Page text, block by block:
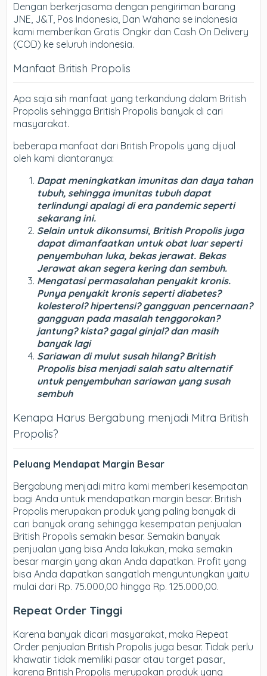
Dengan berkerjasama dengan pengiriman barang
JNE, J&T, Pos Indonesia, Dan Wahana se indonesia
kami memberikan Gratis Ongkir dan Cash On Delivery
(COD) ke seluruh indonesia.
Manfaat British Propolis
Apa saja sih manfaat yang terkandung dalam British
Propolis sehingga British Propolis banyak di cari
masyarakat.
beberapa manfaat dari British Propolis yang dijual
oleh kami diantaranya:
Dapat meningkatkan imunitas dan daya tahan
tubuh, sehingga imunitas tubuh dapat
terlindungi apalagi di era pandemic seperti
sekarang ini.
Selain untuk dikonsumsi, British Propolis juga
dapat dimanfaatkan untuk obat luar seperti
penyembuhan luka, bekas jerawat. Bekas
Jerawat akan segera kering dan sembuh.
Mengatasi permasalahan penyakit kronis.
Punya penyakit kronis seperti diabetes?
kolesterol? hipertensi? gangguan pencernaan?
gangguan pada masalah tenggorokan?
jantung? kista? gagal ginjal? dan masih
banyak lagi
Sariawan di mulut susah hilang? British
Propolis bisa menjadi salah satu alternatif
untuk penyembuhan sariawan yang susah
sembuh
Kenapa Harus Bergabung menjadi Mitra British
Propolis?
Peluang Mendapat Margin Besar
Bergabung menjadi mitra kami memberi kesempatan
bagi Anda untuk mendapatkan margin besar. British
Propolis merupakan produk yang paling banyak di
cari banyak orang sehingga kesempatan penjualan
British Propolis semakin besar. Semakin banyak
penjualan yang bisa Anda lakukan, maka semakin
besar margin yang akan Anda dapatkan. Profit yang
bisa Anda dapatkan sangatlah menguntungkan yaitu
mulai dari Rp. 75.000,00 hingga Rp. 125.000,00.
Repeat Order Tinggi
Karena banyak dicari masyarakat, maka Repeat
Order penjualan British Propolis juga besar. Tidak perlu
khawatir tidak memiliki pasar atau target pasar,
karena British Propolis merupakan produk yang